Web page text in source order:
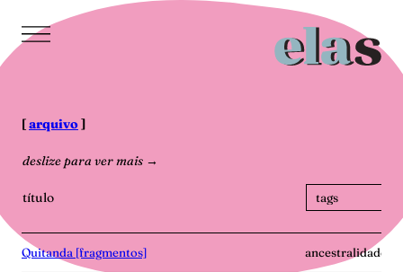
para
conteúdo
[arquivo]
deslize para ver mais →
título
Quitanda [fragmentos] ancestralidade,